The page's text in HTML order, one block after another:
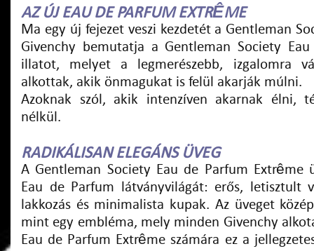
AZ ÚJ EAU DE PARFUM EXTRÊME
Ma egy új fejezet veszi kezdetét a Gentleman
Givenchy bemutatja a Gentleman Society
illatot, melyet a legmerészebb, izgalomra
alkottak, akik önmagukat is felül akarják múlni.
Azoknak szól, akik intenzíven akarnak élni,
nélkül.
RADIKÁLISAN ELEGÁNS ÜVEG
A Gentleman Society Eau de Parfum Extrême
Eau de Parfum látványvilágát: erős, letisztult
lakkozás és minimalista kupak. Az üveget
mint egy embléma, mely minden Givenchy
Eau de Parfum Extrême számára ez a